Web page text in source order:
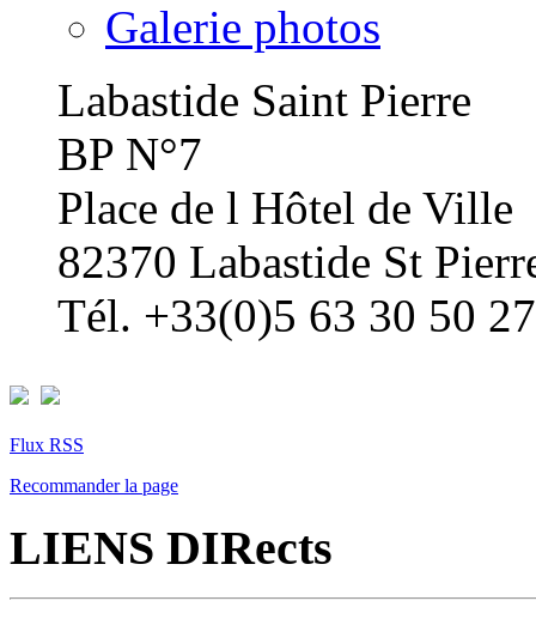
Galerie photos
Labastide Saint Pierre
BP N°7
Place de l Hôtel de Ville
82370 Labastide St
Tél. +33(0)5 63 30 50 27
Flux RSS
Recommander la page
LIENS DIRects